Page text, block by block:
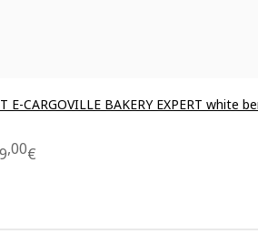
E-CARGOVILLE BAKERY EXPERT white
00€